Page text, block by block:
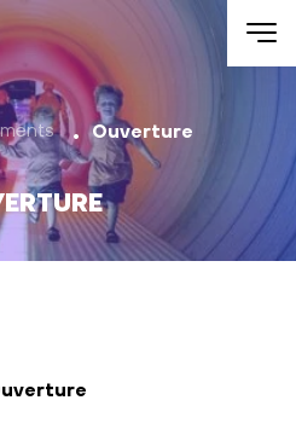
Ouverture